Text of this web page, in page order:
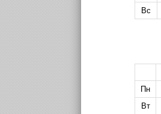
Вс
Пн
Вт